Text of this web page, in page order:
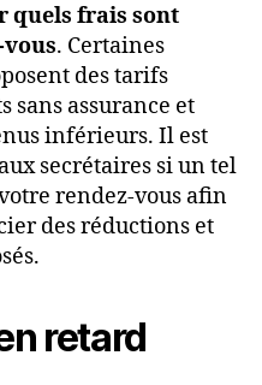
quels frais sont
. Certaines
des tarifs
sans assurance et
inférieurs. Il est
secrétaires si un tel
rendez-vous afin
des réductions et
retard